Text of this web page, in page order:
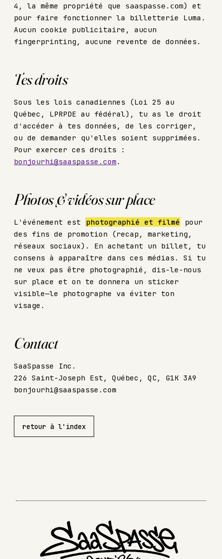
4, la même propriété que
saaspasse.com) et
pour faire fonctionner la billetterie Luma.
Aucun cookie publicitaire, aucun
fingerprinting, aucune revente de données.
Tes droits
Sous les lois canadiennes (Loi 25 au
Québec, LPRPDE au fédéral), tu as le droit
d'accéder à tes données, de les corriger,
ou de demander qu'elles soient supprimées.
Pour exercer ces droits :
bonjourhi@saaspasse.com .
Photos & vidéos sur place
L'événement est photographié et filmé
pour
des fins de promotion (recap, marketing,
réseaux sociaux). En achetant un billet, tu
consens à apparaître dans ces médias. Si tu
ne veux pas être photographié, dis-le-nous
sur place et on te donnera un sticker
visible—le photographe va éviter ton
visage.
Contact
SaaSpasse Inc.
226 Saint-Joseph Est, Québec, QC, G1K 3A9
bonjourhi@saaspasse.com
retour à l'index